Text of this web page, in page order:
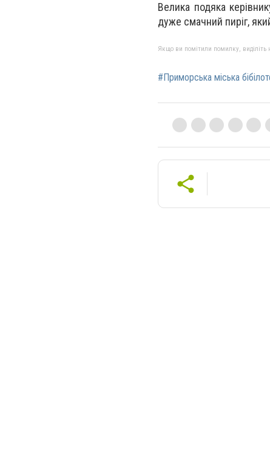
Велика подяка
дуже смачний пиріг,
Якщо ви помітили помилку, виділіть
#Приморська міська